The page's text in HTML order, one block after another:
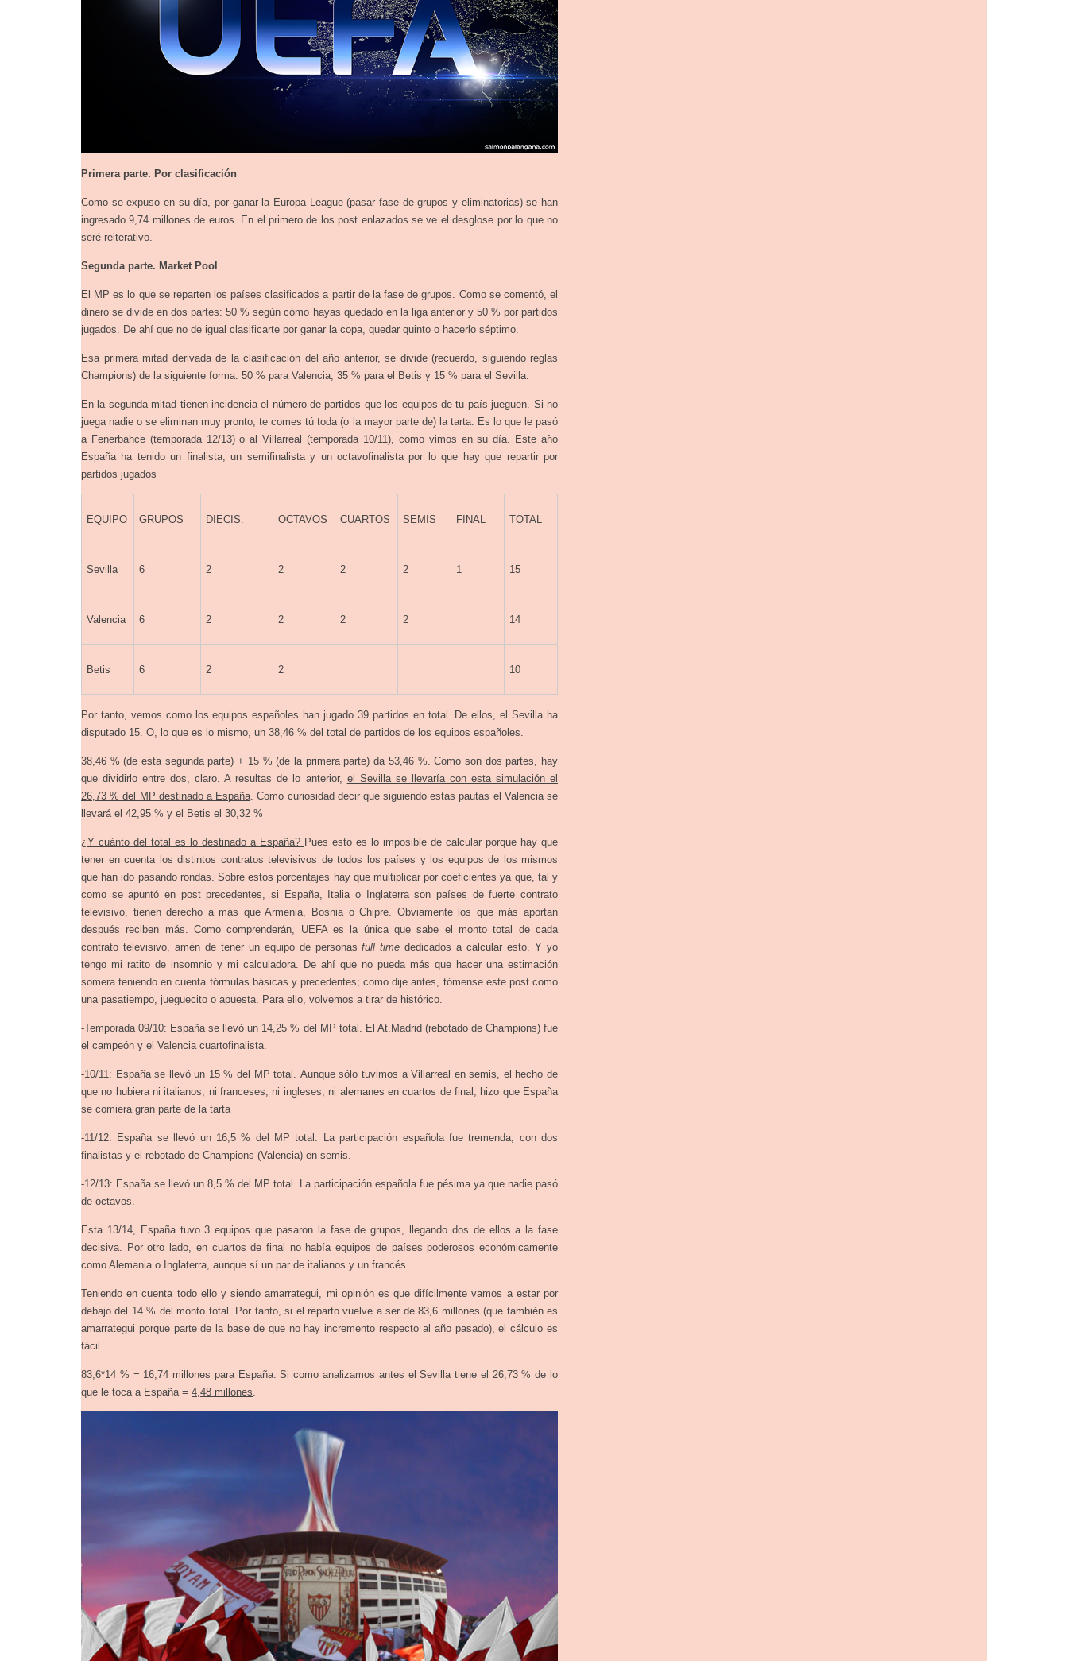
Primera parte. Por clasificación
Como se expuso en su día, por ganar la Europa League (pasar fase de grupos y eliminatorias) se han
ingresado 9,74 millones de euros. En el primero de los post enlazados se ve el desglose por lo que no
seré reiterativo.
Segunda parte. Market Pool
El MP es lo que se reparten los países clasificados a partir de la fase de grupos. Como se comentó, el
dinero se divide en dos partes: 50 % según cómo hayas quedado en la liga anterior y 50 % por partidos
jugados. De ahí que no de igual clasificarte por ganar la copa, quedar quinto o hacerlo séptimo.
Esa primera mitad derivada de la clasificación del año anterior, se divide (recuerdo, siguiendo reglas
Champions) de la siguiente forma: 50 % para Valencia, 35 % para el Betis y 15 % para el Sevilla.
En la segunda mitad tienen incidencia el número de partidos que los equipos de tu país jueguen. Si no
juega nadie o se eliminan muy pronto, te comes tú toda (o la mayor parte de) la tarta. Es lo que le pasó
a Fenerbahce (temporada 12/13) o al Villarreal (temporada 10/11), como vimos en su día. Este año
España ha tenido un finalista, un semifinalista y un octavofinalista por lo que hay que repartir por
partidos jugados
EQUIPO GRUPOS DIECIS. OCTAVOS CUARTOS SEMIS FINAL TOTAL
Sevilla 6 2 2 2 2 1 15
Valencia 6 2 2 2 2 14
Betis 6 2 2 10
Por tanto, vemos como los equipos españoles han jugado 39 partidos en total. De ellos, el Sevilla ha
disputado 15. O, lo que es lo mismo, un 38,46 % del total de partidos de los equipos españoles.
38,46 % (de esta segunda parte) + 15 % (de la primera parte) da 53,46 %. Como son dos partes, hay
que dividirlo entre dos, claro. A resultas de lo anterior, el Sevilla se llevaría con esta simulación el
26,73 % del MP destinado a España. Como curiosidad decir que siguiendo estas pautas el Valencia se
llevará el 42,95 % y el Betis el 30,32 %
¿Y cuánto del total es lo destinado a España? Pues esto es lo imposible de calcular porque hay que
tener en cuenta los distintos contratos televisivos de todos los países y los equipos de los mismos
que han ido pasando rondas. Sobre estos porcentajes hay que multiplicar por coeficientes ya que, tal y
como se apuntó en post precedentes, si España, Italia o Inglaterra son países de fuerte contrato
televisivo, tienen derecho a más que Armenia, Bosnia o Chipre. Obviamente los que más aportan
después reciben más. Como comprenderán, UEFA es la única que sabe el monto total de cada
contrato televisivo, amén de tener un equipo de personasfull time dedicados a calcular esto. Y yo
tengo mi ratito de insomnio y mi calculadora. De ahí que no pueda más que hacer una estimación
somera teniendo en cuenta fórmulas básicas y precedentes; como dije antes, tómense este post como
una pasatiempo, jueguecito o apuesta. Para ello, volvemos a tirar de histórico.
-Temporada 09/10: España se llevó un 14,25 % del MP total. El At.Madrid (rebotado de Champions) fue
el campeón y el Valencia cuartofinalista.
-10/11: España se llevó un 15 % del MP total. Aunque sólo tuvimos a Villarreal en semis, el hecho de
que no hubiera ni italianos, ni franceses, ni ingleses, ni alemanes en cuartos de final, hizo que España
se comiera gran parte de la tarta
-11/12: España se llevó un 16,5 % del MP total. La participación española fue tremenda, con dos
finalistas y el rebotado de Champions (Valencia) en semis.
-12/13: España se llevó un 8,5 % del MP total. La participación española fue pésima ya que nadie pasó
de octavos.
Esta 13/14, España tuvo 3 equipos que pasaron la fase de grupos, llegando dos de ellos a la fase
decisiva. Por otro lado, en cuartos de final no había equipos de países poderosos económicamente
como Alemania o Inglaterra, aunque sí un par de italianos y un francés.
Teniendo en cuenta todo ello y siendo amarrategui, mi opinión es que difícilmente vamos a estar por
debajo del 14 % del monto total. Por tanto, si el reparto vuelve a ser de 83,6 millones (que también es
amarrategui porque parte de la base de que no hay incremento respecto al año pasado), el cálculo es
fácil
83,6*14 % = 16,74 millones para España. Si como analizamos antes el Sevilla tiene el 26,73 % de lo
que le toca a España = 4,48 millones.